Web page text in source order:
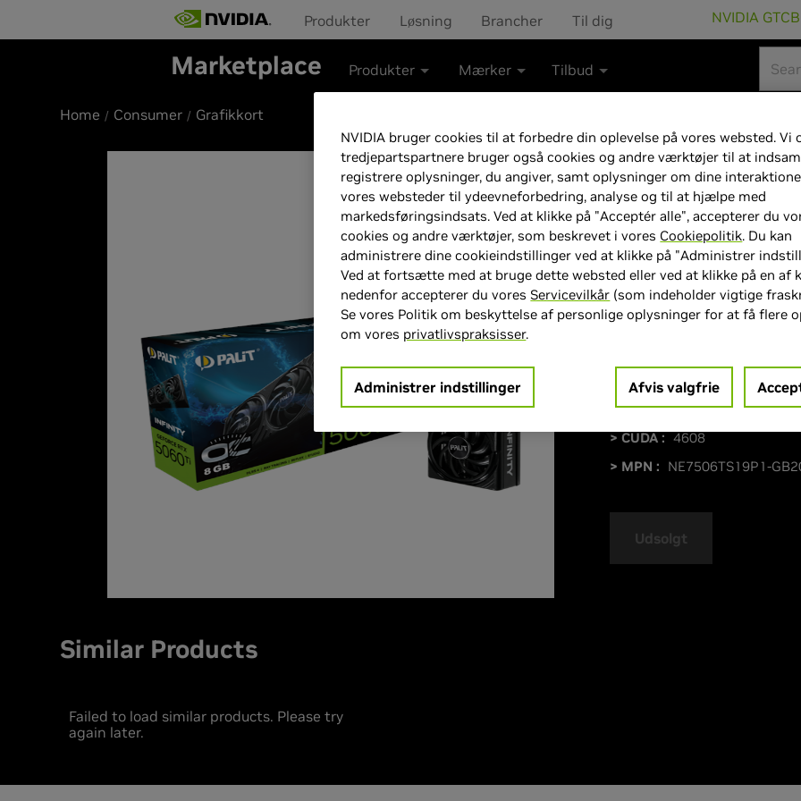
Produkter Løsning Brancher Til dig NVIDIA GTC
Marketplace Produkter Mærker Tilbud
Home Consumer Grafikkort
Palit GeForce
8GB GDDR7
> GPU-
> Øg klokhastigheden : MHz
> CUDA : 4608
> MPN : NE7506TS19P1-
Udsolgt
Similar Products
Failed to load similar products. Please try
again later.
NVIDIA bruger cookies til at forbedre din oplevelse på vores websted. Vi
tredjepartspartnere bruger også cookies og andre værktøjer til at
registrere oplysninger, du angiver, samt oplysninger om dine
vores websteder til ydeevneforbedring, analyse og til at hjælpe med
markedsføringsindsats. Ved at klikke på "Acceptér alle", accepterer du
cookies og andre værktøjer, som beskrevet i vores Cookiepolitik. Du kan
administrere dine cookieindstillinger ved at klikke på "Administrer
Ved at fortsætte med at bruge dette websted eller ved at klikke på en af
nedenfor accepterer du vores Servicevilkår (som indeholder vigtige
Se vores Politik om beskyttelse af personlige oplysninger for at få flere
om vores privatlivspraksisser.
Administrer indstillinger Afvis valgfrie